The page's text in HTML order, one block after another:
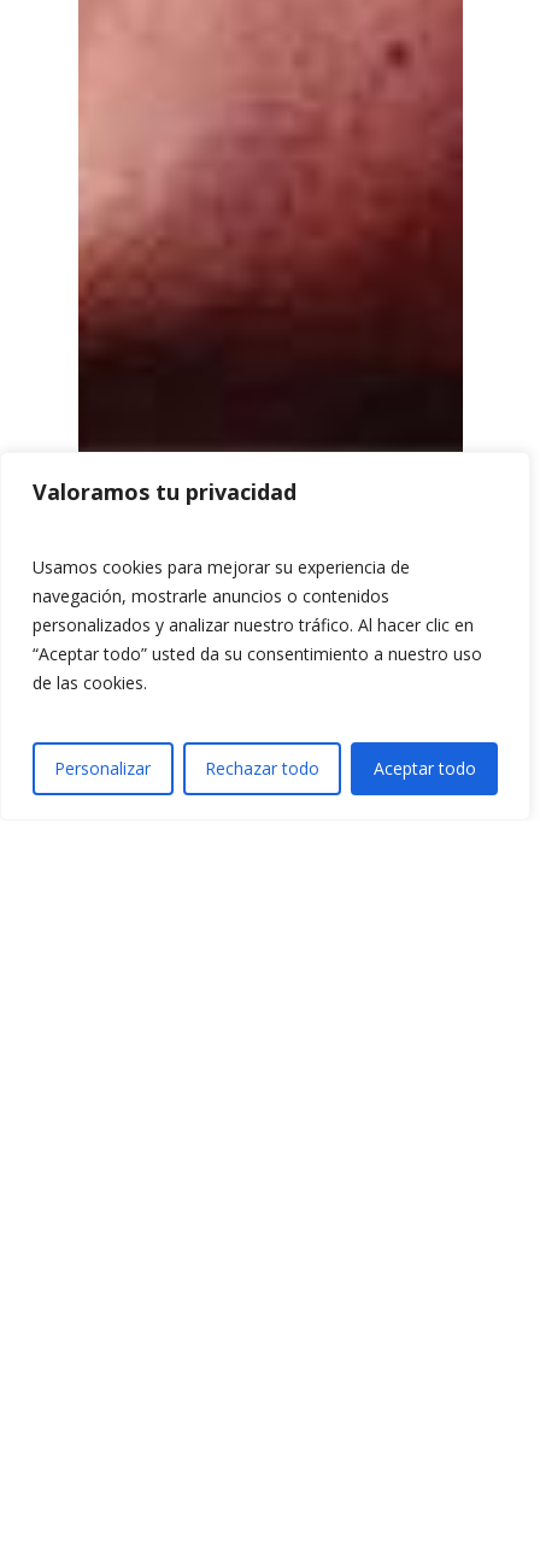
Valoramos tu privacidad
Usamos cookies para mejorar su experiencia de
navegación, mostrarle anuncios o contenidos
personalizados y analizar nuestro tráfico. Al hacer clic en
“Aceptar todo” usted da su consentimiento a nuestro uso
de las cookies.
Personalizar Rechazar todo Aceptar todo